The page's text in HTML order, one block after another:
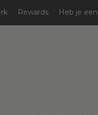
Rewards Heb je